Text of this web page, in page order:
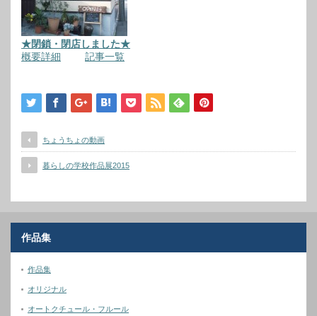
★閉鎖・閉店しました★
概要詳細
記事一覧
ちょうちょの動画
暮らしの学校作品展2015
作品集
作品集
オリジナル
オートクチュール・フルール